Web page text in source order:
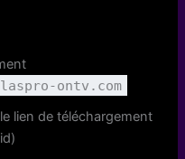
ontv.com
lien de téléchargement